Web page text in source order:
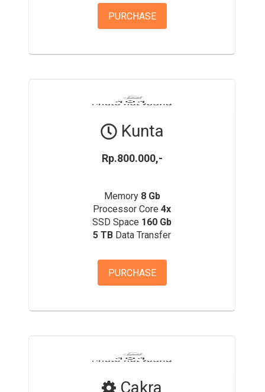
PURCHASE
Kunta
Rp.800.000,-
Memory 8 Gb
Processor Core 4x
SSD Space 160 Gb
5 TB Data Transfer
PURCHASE
Cakra